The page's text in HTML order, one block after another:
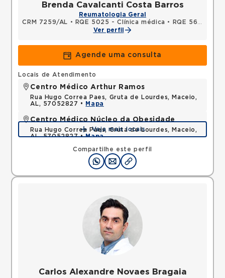
Brenda Cavalcanti Costa Barros
Reumatologia Geral
CRM 7259/AL • RQE 5025 - Clínica médica •
RQE 5609 - Reumatologia
Ver perfil
Agende uma consulta
Compartilhe este perfil
Locais de Atendimento
Centro Médico Arthur Ramos
Rua Hugo Correa Paes, Gruta de Lourdes, Maceio,
AL, 57052827 •
Mapa
Centro Médico Núcleo da Obesidade
Rua Hugo Correa Paes, Gruta de Lourdes, Maceio,
AL, 57052827 •Mapa
Veja mais locais
Carlos Alexandre Novaes Bragaia